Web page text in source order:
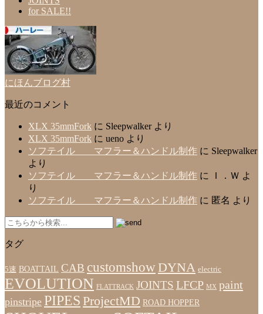
for SALE!!
にほんブログ村
最近のコメント
XLX 35mmFork に Sleepwalkerより
XLX 35mmFork に ueno より
ソフテイル マフラー＆ハンドル制作 に Sleepwalker
より
ソフテイル マフラー＆ハンドル制作 に Ｉ．Ｗ よ
り
ソフテイル マフラー＆ハンドル制作 に 匿名 より
タグ
5速 BOATTAIL CAB customshow DYNA electric
EVOLUTION FLATTRACK JOINTS LFCP MX paint
pinstripe PIPES ProjectMD ROAD HOPPER